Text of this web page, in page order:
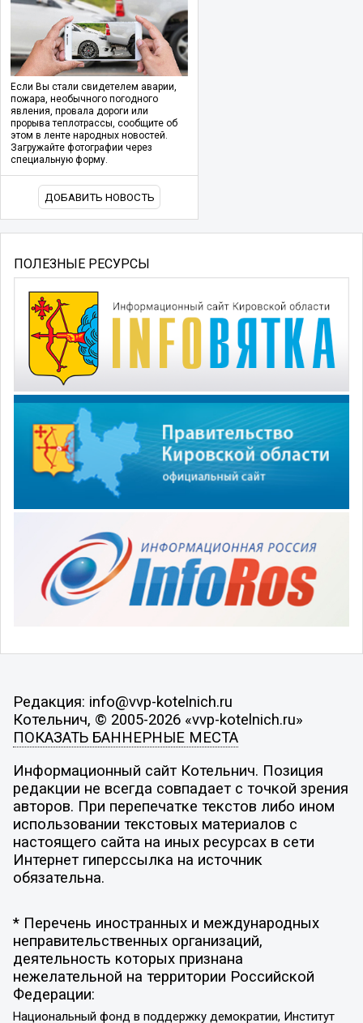
Если Вы стали свидетелем аварии,
пожара, необычного погодного
явления, провала дороги или
прорыва теплотрассы, сообщите об
этом в ленте народных новостей.
Загружайте фотографии через
специальную форму.
ДОБАВИТЬ НОВОСТЬ
ПОЛЕЗНЫЕ РЕСУРСЫ
Редакция: info@vvp-kotelnich.ru
Котельнич, © 2005-2026 «vvp-kotelnich.ru»
ПОКАЗАТЬ БАННЕРНЫЕ МЕСТА
Информационный сайт Котельнич. Позиция
редакции не всегда совпадает с точкой зрения
авторов. При перепечатке текстов либо ином
использовании текстовых материалов с
настоящего сайта на иных ресурсах в сети
Интернет гиперссылка на источник
обязательна.
* Перечень иностранных и международных
неправительственных организаций,
деятельность которых признана
нежелательной на территории Российской
Федерации:
Национальный фонд в поддержку демократии, Институт